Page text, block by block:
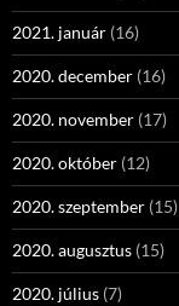
2021. január (16)
2020. december (16)
2020. november (17)
2020. október (12)
2020. szeptember (15)
2020. augusztus (15)
2020. július (7)